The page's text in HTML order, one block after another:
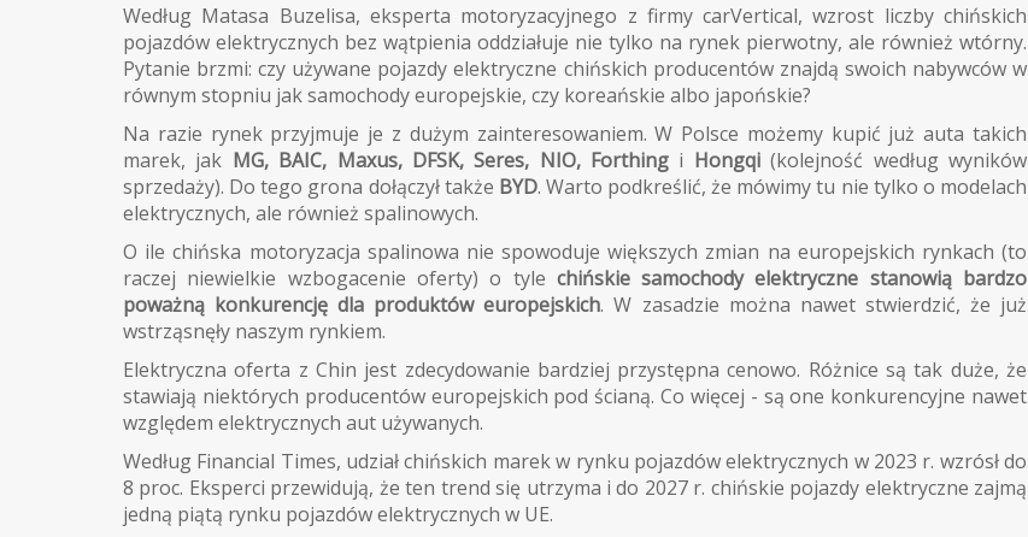
Według Matasa Buzelisa, eksperta motoryzacyjnego z firmy carVertical, wzrost liczby chińskich
pojazdów elektrycznych bez wątpienia oddziałuje nie tylko na rynek pierwotny, ale również wtórny.
Pytanie brzmi: czy używane pojazdy elektryczne chińskich producentów znajdą swoich nabywców w
równym stopniu jak samochody europejskie, czy koreańskie albo japońskie?
Na razie rynek przyjmuje je z dużym zainteresowaniem. W Polsce możemy kupić już auta takich
marek, jak MG, BAIC, Maxus, DFSK, Seres, NIO, Forthing i Hongqi(kolejność według wyników
sprzedaży). Do tego grona dołączył także BYD. Warto podkreślić, że mówimy tu nie tylko o modelach
elektrycznych, ale również spalinowych.
O ile chińska motoryzacja spalinowa nie spowoduje większych zmian na europejskich rynkach (to
raczej niewielkie wzbogacenie oferty) o tyle chińskie samochody elektryczne stanowią bardzo
poważną konkurencję dla produktów europejskich. W zasadzie można nawet stwierdzić, że już
wstrząsnęły naszym rynkiem.
Elektryczna oferta z Chin jest zdecydowanie bardziej przystępna cenowo. Różnice są tak duże, że
stawiają niektórych producentów europejskich pod ścianą. Co więcej - są one konkurencyjne nawet
względem elektrycznych aut używanych.
Według Financial Times, udział chińskich marek w rynku pojazdów elektrycznych w 2023 r. wzrósł do
8 proc. Eksperci przewidują, że ten trend się utrzyma i do 2027 r. chińskie pojazdy elektryczne zajmą
jedną piątą rynku pojazdów elektrycznych w UE.